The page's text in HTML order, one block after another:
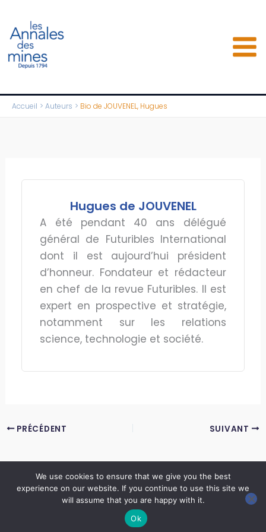
contenu
Accueil Auteurs Bio de JOUVENEL, Hugues
Hugues de JOUVENEL
A été pendant 40 ans délégué
général de Futuribles International
dont il est aujourd’hui président
d’honneur. Fondateur et rédacteur
en chef de la revue Futuribles. Il est
expert en prospective et stratégie,
notamment sur les relations
science, technologie et société.
PRÉCÉDENT SUIVANT
Copyright © 2026 LES ANNALES DES MINES | Powered byThème WordPress Astra
We use cookies to ensure that we give you the best
experience on our website. If you continue to use this site we
will assume that you are happy with it.
Ok